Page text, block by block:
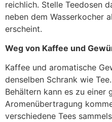
reichlich. Stelle Teedosen
neben dem Wasserkocher
erscheint.
Weg von Kaffee und
Kaffee und aromatische
denselben Schrank wie
Behältern kann es zu einer
Aromenübertragung
verschiedene Tees